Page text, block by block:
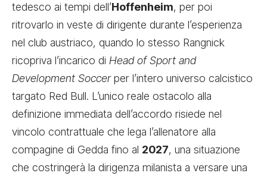
tedesco ai tempi dell’Hoffenheim, per poi
ritrovarlo in veste di dirigente durante l’esperienza
nel club austriaco, quando lo stesso Rangnick
ricopriva l’incarico di Head of Sport and
Development Soccerper l’intero universo calcistico
targato Red Bull. L’unico reale ostacolo alla
definizione immediata dell’accordo risiede nel
vincolo contrattuale che lega l’allenatore alla
compagine di Gedda fino al 2027, una situazione
che costringerà la dirigenza milanista a versare una